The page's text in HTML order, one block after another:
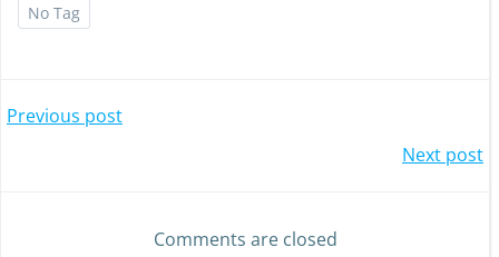
No Tag
Previous post
Next post
Comments are closed